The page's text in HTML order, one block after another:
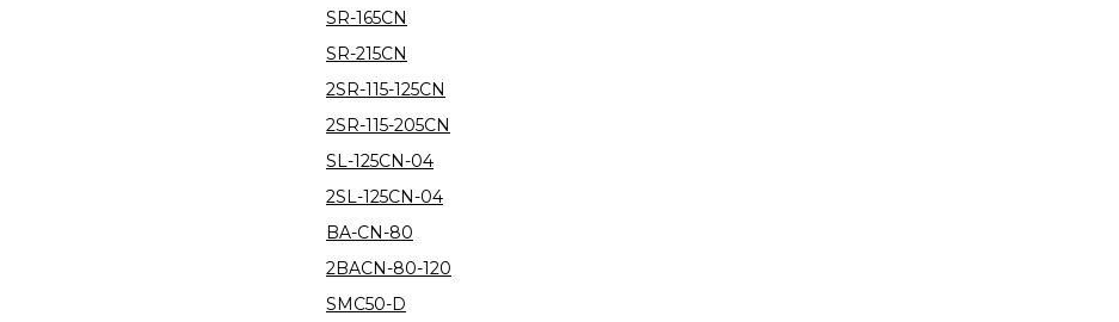
SR-165CN
SR-215CN
2SR-115-125CN
2SR-115-205CN
SL-125CN-04
2SL-125CN-04
BA-CN-80
2BACN-80-120
SMC50-D